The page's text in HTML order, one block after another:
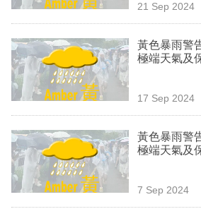
欄
訂
閱
區
21 Sep 2024
黃色暴雨警
極端天氣及
17 Sep 2024
黃色暴雨警
極端天氣及
7 Sep 2024